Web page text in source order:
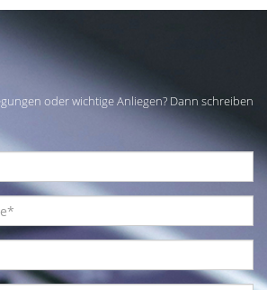
oder wichtige Anliegen? Dann schreiben